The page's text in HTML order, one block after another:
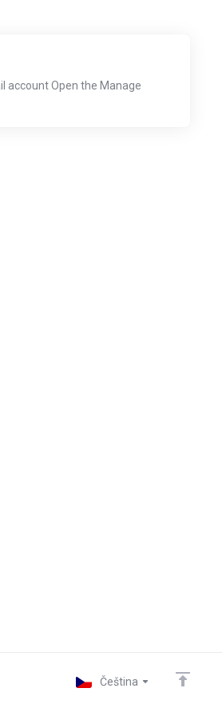
account Open the Manage
Čeština